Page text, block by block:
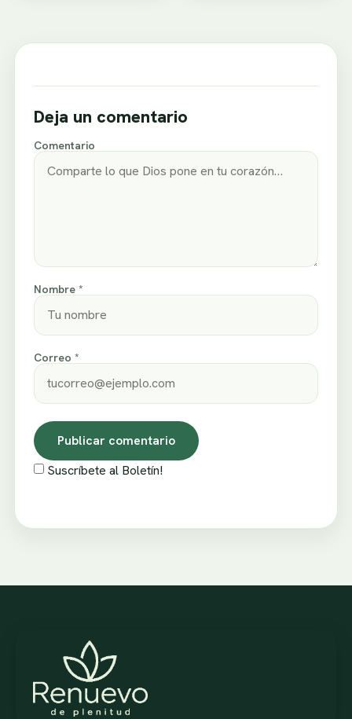
Deja un comentario
Comentario
Nombre *
Correo *
Suscríbete al Boletín!